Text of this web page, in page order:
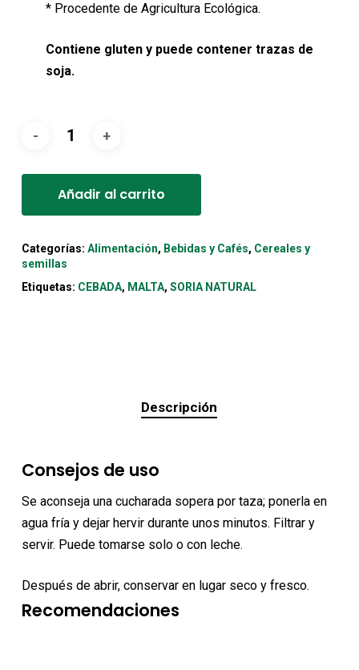
* Procedente de Agricultura Ecológica.
Contiene gluten y puede contener trazas de
soja.
Añadir al carrito
Categorías: Alimentación, Bebidas y Cafés, Cereales y
semillas
Etiquetas: CEBADA, MALTA, SORIA NATURAL
Descripción
Consejos de uso
Se aconseja una cucharada sopera por taza; ponerla en
agua fría y dejar hervir durante unos minutos. Filtrar y
servir. Puede tomarse solo o con leche.
Después de abrir, conservar en lugar seco y fresco.
Recomendaciones